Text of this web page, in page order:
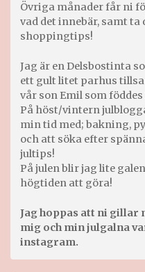
Övriga månader får ni
vad det innebär, samt
shoppingtips!
Jag är en Delsbostinta
ett gult litet parhus
vår son Emil som föddes
På höst/vintern
min tid med; bakning,
och att söka efter
jultips!
På julen blir jag lite
högtiden att göra!
Jag hoppas att ni gillar
mig och min julgalna
instagram.